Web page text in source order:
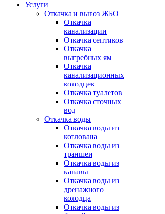
Услуги
Откачка и вывоз ЖБО
Откачка
канализации
Откачка септиков
Откачка
выгребных ям
Откачка
канализационных
колодцев
Откачка туалетов
Откачка сточных
вод
Откачка воды
Откачка воды из
котлована
Откачка воды из
траншеи
Откачка воды из
канавы
Откачка воды из
дренажного
колодца
Откачка воды из